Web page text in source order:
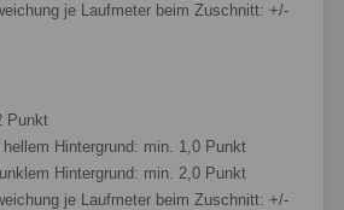
je Laufmeter beim Zuschnitt: +/-
Punkt
hellem Hintergrund: min. 1,0 Punkt
Hintergrund: min. 2,0 Punkt
je Laufmeter beim Zuschnitt: +/-